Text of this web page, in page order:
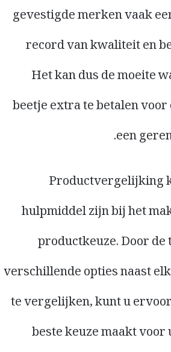
gevestigde merken vaak
record van kwaliteit en
Het kan dus de moeite
beetje extra te betalen
een
Productvergelijking
hulpmiddel zijn bij het
productkeuze. Door de
verschillende opties naast
te vergelijken, kunt u
beste keuze maakt voor